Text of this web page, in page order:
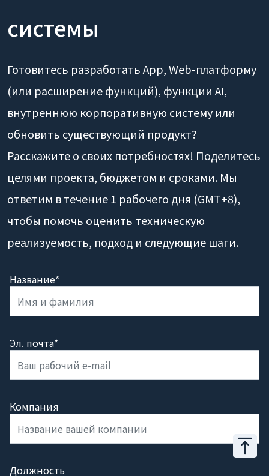
системы
Готовитесь разработать App, Web-платформу
(или расширение функций), функции AI,
внутреннюю корпоративную систему или
обновить существующий продукт?
Расскажите о своих потребностях! Поделитесь
целями проекта, бюджетом и сроками. Мы
ответим в течение 1 рабочего дня (GMT+8),
чтобы помочь оценить техническую
реализуемость, подход и следующие шаги.
Название*
Эл. почта*
Компания
Должность